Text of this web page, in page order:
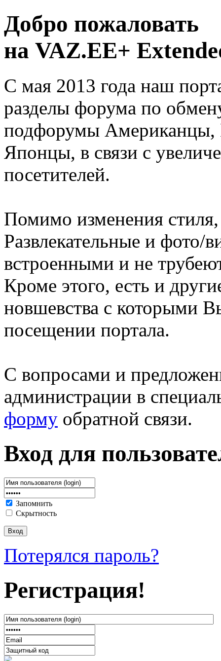
Добро пожаловать
на VAZ.EE+
С мая 2013 года наш
разделы форума по
подфорумы
Японцы, в связи с
посетителей.
Помимо изменения
Развлекательные и фото/
встроенными и не
Кроме этого, есть и
новшевства с которыми
посещении портала.
С вопросами и
администрации в
форму обратной связи.
Вход для
Запомнить
Скрытность
Потерялся пароль?
Регистрация!